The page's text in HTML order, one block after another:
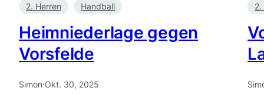
2. Herren Handball
Heimniederlage gegen
Vorsfelde
Simon·Okt. 30, 2025
2.